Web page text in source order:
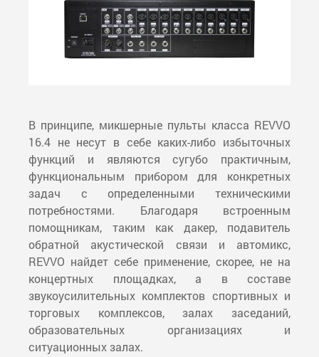
В принципе, микшерные пульты класса REVVO
16.4 не несут в себе каких-либо избыточных
функций и являются сугубо практичным,
функциональным прибором для конкретных
задач с определенными техническими
потребностями. Благодаря встроенным
помощникам, таким как дакер, подавитель
обратной акустической связи и автомикс,
REVVO найдет себе применение, скорее, не на
концертных площадках, а в составе
звукоусилительных комплектов спортивных и
торговых комплексов, залах заседаний,
образовательных организациях и
ситуационных залах.